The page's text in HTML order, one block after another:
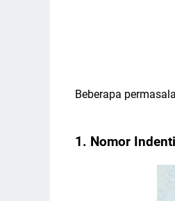
Beberapa
1. Nomor